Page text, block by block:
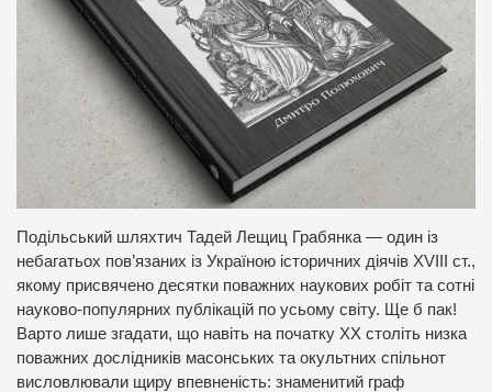
Подільський шляхтич Тадей Лещиц Грабянка — один із
небагатьох пов’язаних із Україною історичних діячів XVIII ст.,
якому присвячено десятки поважних наукових робіт та сотні
науково-популярних публікацій по усьому світу. Ще б пак!
Варто лише згадати, що навіть на початку ХХ століть низка
поважних дослідників масонських та окультних спільнот
висловлювали щиру впевненість: знаменитий граф